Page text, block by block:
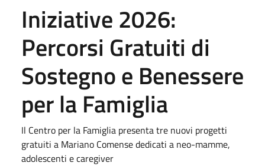
Iniziative 2026:
Percorsi Gratuiti di
Sostegno e Benessere
per la Famiglia
Il Centro per la Famiglia presenta tre nuovi progetti
gratuiti a Mariano Comense dedicati a neo-mamme,
adolescenti e caregiver